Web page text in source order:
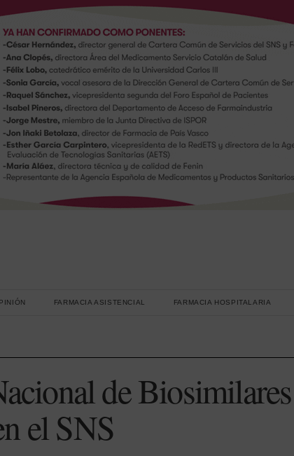
FARMACIA ASISTENCIAL FARMACIA HOSPITALARIA
de Biosimilares
el SNS